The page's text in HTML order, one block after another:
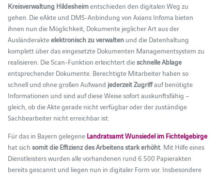
Kreisverwaltung Hildesheimentschieden den digitalen Weg zu
gehen. Die eAkte und DMS-Anbindung von Axians Infoma bieten
ihnen nun die Möglichkeit, Dokumente jeglicher Art aus der
Ausländerakteelektronisch zu verwaltenund die Datenhaltung
komplett über das eingesetzte Dokumenten Managementsystem zu
realisieren. Die Scan-Funktion erleichtert dieschnelle Ablage
entsprechender Dokumente. Berechtigte Mitarbeiter haben so
schnell und ohne großen Aufwand jederzeit Zugriffauf benötigte
Informationen und sind auf diese Weise sofort auskunftsfähig –
gleich, ob die Akte gerade nicht verfügbar oder der zuständige
Sachbearbeiter nicht erreichbar ist.
Für das in Bayern gelegene Landratsamt Wunsiedel im Fichtelgebirge
hat sich somit die Effizienz des Arbeitens stark erhöht. Mit Hilfe eines
Dienstleisters wurden alle vorhandenen rund 6.500 Papierakten
bereits gescannt und liegen nun in digitaler Form vor. Insbesondere